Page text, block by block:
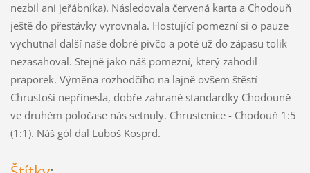
nezbil ani jeřábníka). Následovala červená karta a Chodouň
ještě do přestávky vyrovnala. Hostující pomezní si o pauze
vychutnal další naše dobré pivčo a poté už do zápasu tolik
nezasahoval. Stejně jako náš pomezní, který zahodil
praporek. Výměna rozhodčího na lajně ovšem štěstí
Chrustoši nepřinesla, dobře zahrané standardky Chodouně
ve druhém poločase nás setnuly. Chrustenice - Chodouň 1:5
(1:1). Náš gól dal Luboš Kosprd.